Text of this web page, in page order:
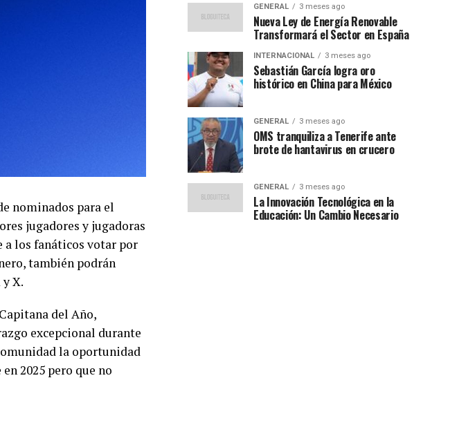
nominados para el
jugadores y jugadoras
los fanáticos votar por
también podrán
X.
del Año,
excepcional durante
la oportunidad
2025 pero que no
GENERAL 3 meses ago
Nueva Ley de Energía Renovable
Transformará el Sector en España
INTERNACIONAL 3 meses ago
Sebastián García logra oro
histórico en China para México
GENERAL 3 meses ago
OMS tranquiliza a Tenerife ante
brote de hantavirus en crucero
GENERAL 3 meses ago
La Innovación Tecnológica en la
Educación: Un Cambio Necesario